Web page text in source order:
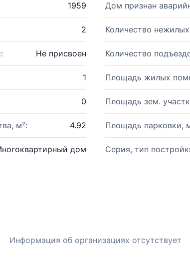
1959 Дом признан
2 Количество
Не присвоен Количество
1 Площадь жилых
0 Площадь зем.
м²: 4.92 Площадь парковки,
дом Серия, тип
Информация об организациях отсутствует